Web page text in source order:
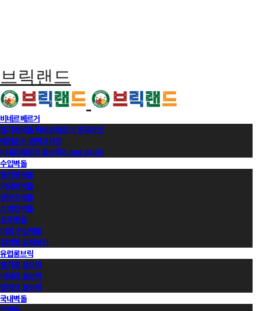
브릭랜드
비네르베르거
벨기에벽돌 비네르베르거 정규라인
에겐순드 덴마크라인
비네르베르거 롱브릭(Long Brick)
수입벽돌
벨기에벽돌
이태리벽돌
덴마크벽돌
스페인벽돌
호주벽돌
이외 수입벽돌
컬러별 살펴보기
유럽롱브릭
벨기에 롱브릭
이태리 롱브릭
덴마크 롱브릭
국내벽돌